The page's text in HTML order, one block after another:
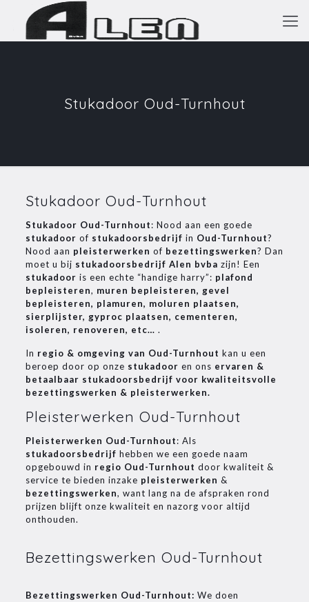
Stukadoor Oud-Turnhout
Stukadoor Oud-Turnhout
Stukadoor Oud-Turnhout: Nood aan een goede
stukadoor of stukadoorsbedrijf in Oud-Turnhout?
Nood aan pleisterwerken of bezettingswerken? Dan
moet u bij stukadoorsbedrijf Alen bvba zijn! Een
stukadoor is een echte “handige harry”: plafond
bepleisteren, muren bepleisteren, gevel
bepleisteren, plamuren, moluren plaatsen,
sierplijster, gyproc plaatsen, cementeren,
isoleren, renoveren, etc… .
In regio & omgeving van Oud-Turnhout kan u een
beroep door op onze stukadoor en ons ervaren &
betaalbaar stukadoorsbedrijf voor kwaliteitsvolle
bezettingswerken & pleisterwerken.
Pleisterwerken Oud-Turnhout
Pleisterwerken Oud-Turnhout: Als
stukadoorsbedrijf hebben we een goede naam
opgebouwd in regio Oud-Turnhout door kwaliteit &
service te bieden inzake pleisterwerken &
bezettingswerken, want lang na de afspraken rond
prijzen blijft onze kwaliteit en nazorg voor altijd
onthouden.
Bezettingswerken Oud-Turnhout
Bezettingswerken Oud-Turnhout: We doen